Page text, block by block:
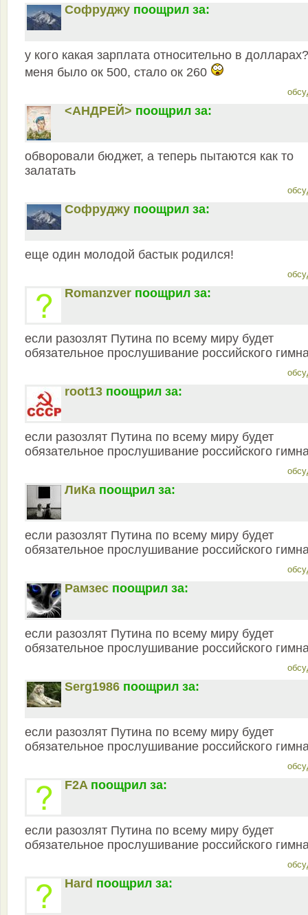
Софруджу поощрил за:
у кого какая зарплата относительно в
меня было ок 500, стало ок 260
<АНДРЕЙ> поощрил за:
обворовали бюджет, а теперь пытаются как то
залатать
Софруджу поощрил за:
еще один молодой бастык родился!
Romanzver поощрил за:
если разозлят Путина по всему миру будет
обязательное прослушивание российского
root13 поощрил за:
если разозлят Путина по всему миру будет
обязательное прослушивание российского
ЛиКа поощрил за:
если разозлят Путина по всему миру будет
обязательное прослушивание российского
Рамзес поощрил за:
если разозлят Путина по всему миру будет
обязательное прослушивание российского
Serg1986 поощрил за:
если разозлят Путина по всему миру будет
обязательное прослушивание российского
F2A поощрил за:
если разозлят Путина по всему миру будет
обязательное прослушивание российского
Hard поощрил за: